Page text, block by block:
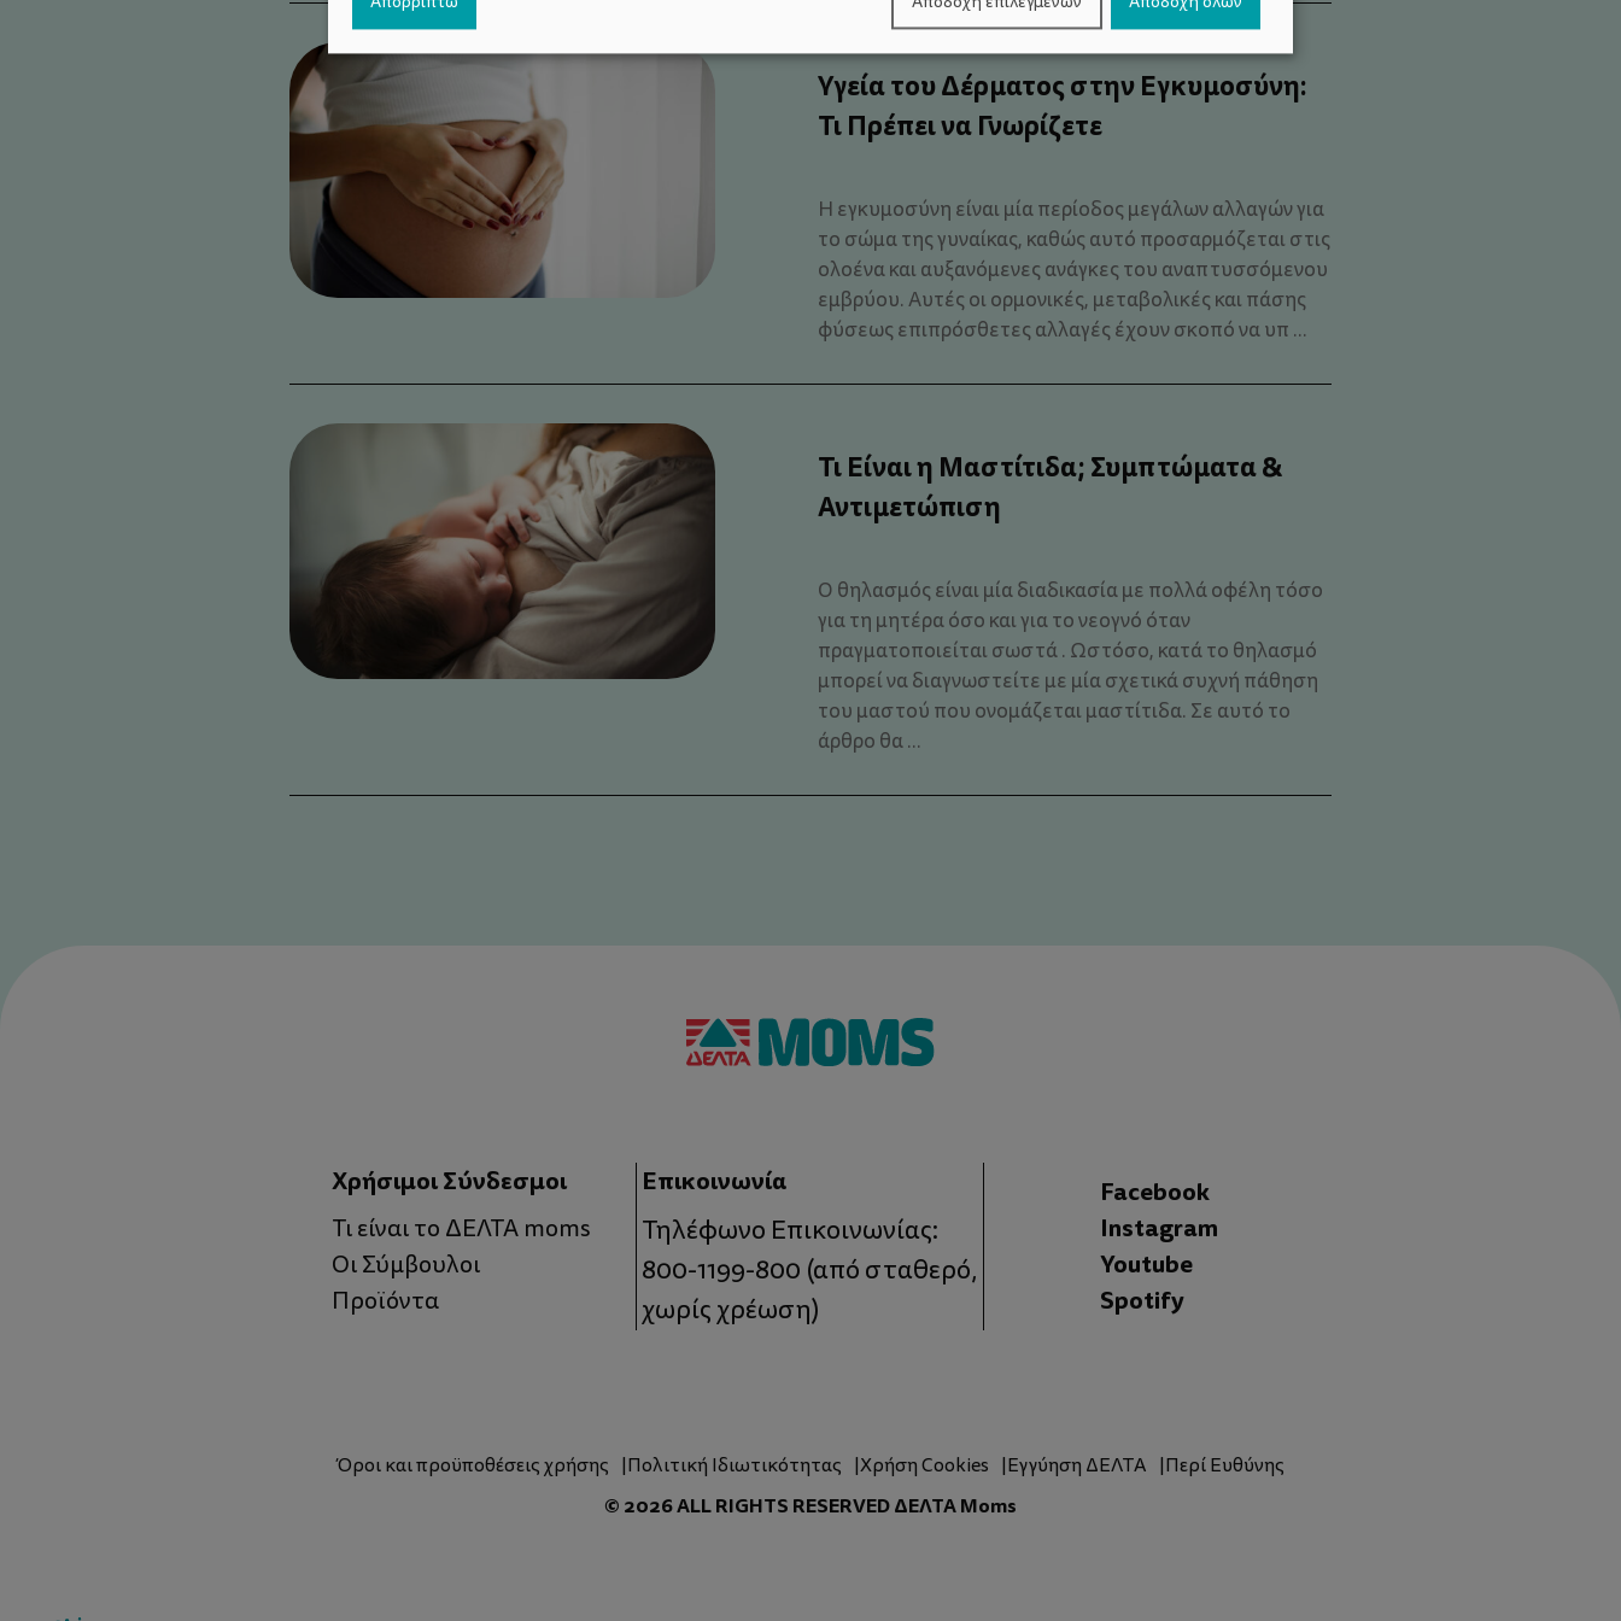
Υγεία του Δέρματος στην Εγκυμοσύνη:
Τι Πρέπει να Γνωρίζετε
Η εγκυμοσύνη είναι μία περίοδος μεγάλων αλλαγών για
το σώμα της γυναίκας, καθώς αυτό προσαρμόζεται στις
ολοένα και αυξανόμενες ανάγκες του αναπτυσσόμενου
εμβρύου. Αυτές οι ορμονικές, μεταβολικές και πάσης
φύσεως επιπρόσθετες αλλαγές έχουν σκοπό να υπ ...
Τι Είναι η Μαστίτιδα; Συμπτώματα &
Αντιμετώπιση
Ο θηλασμός είναι μία διαδικασία με πολλά οφέλη τόσο
για τη μητέρα όσο και για το νεογνό όταν
πραγματοποιείται σωστά . Ωστόσο, κατά το θηλασμό
μπορεί να διαγνωστείτε με μία σχετικά συχνή πάθηση
του μαστού που ονομάζεται μαστίτιδα. Σε αυτό το
άρθρο θα ...
Χρήσιμοι Σύνδεσμοι
Τι είναι το ΔΕΛΤΑ moms
Οι Σύμβουλοι
Προϊόντα
Επικοινωνία
Τηλέφωνο Επικοινωνίας:
800-1199-800 (από σταθερό,
χωρίς χρέωση)
Facebook
Instagram
Youtube
Spotify
Όροι και προϋποθέσεις χρήσης Πολιτική Ιδιωτικότητας Χρήση Cookies Εγγύηση ΔΕΛΤΑ Περί Ευθύνης
© 2026 ALL RIGHTS RESERVED ΔΕΛΤΑ Moms